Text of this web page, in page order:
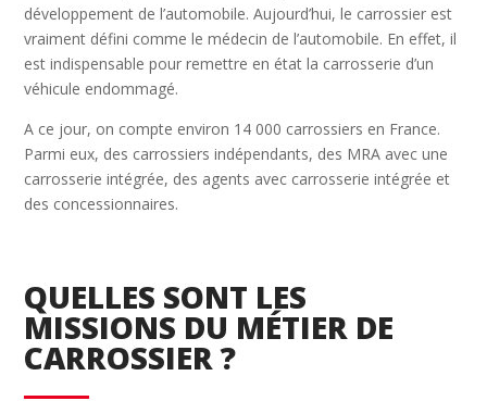
développement de l’automobile. Aujourd’hui, le carrossier est
vraiment défini comme le médecin de l’automobile. En effet, il
est indispensable pour remettre en état la carrosserie d’un
véhicule endommagé.
A ce jour, on compte environ 14 000 carrossiers en France.
Parmi eux, des carrossiers indépendants, des MRA avec une
carrosserie intégrée, des agents avec carrosserie intégrée et
des concessionnaires.
QUELLES SONT LES
MISSIONS DU MÉTIER DE
CARROSSIER ?